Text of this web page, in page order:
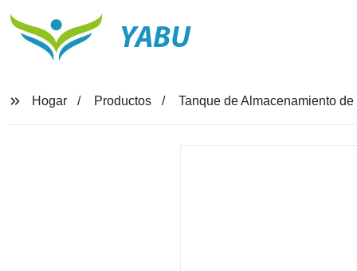
YABU
Hogar Productos Tanque de Almacenamiento